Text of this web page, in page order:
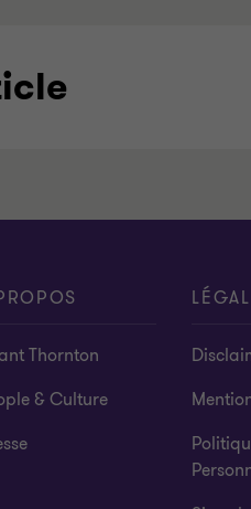
Thornton
& Culture
LÉGAL